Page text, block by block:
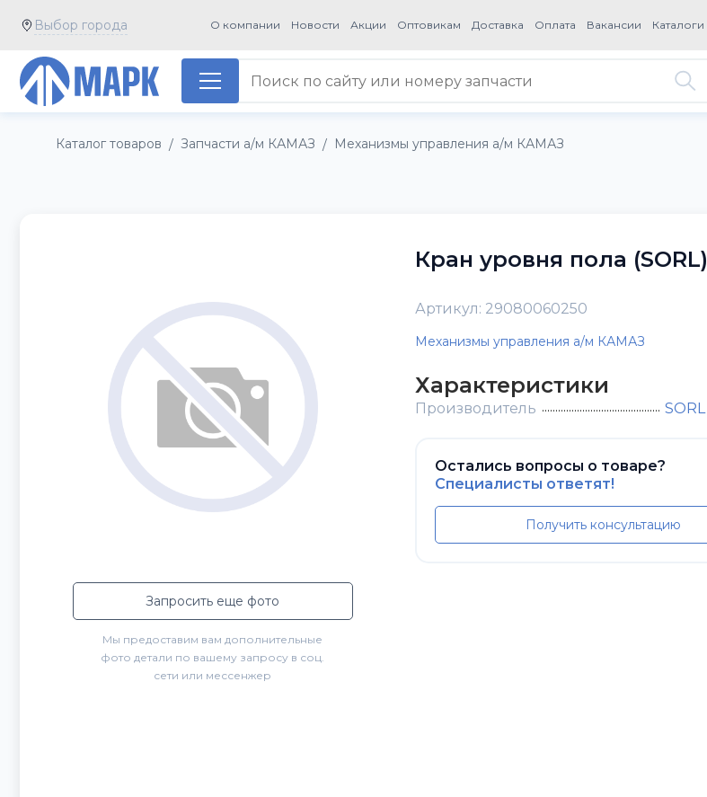
Выбор города О компании Новости Акции Оптовикам Доставка Оплата Вакансии Каталоги
Каталог товаров / Запчасти а/м КАМАЗ / Механизмы управления а/м КАМАЗ
Запросить еще фото
Мы предоставим вам дополнительные
фото детали по вашему запросу в соц.
сети или мессенжер
Кран уровня пола (SORL)
Артикул: 29080060250
Механизмы управления а/м КАМАЗ
Характеристики
Производитель SORL
Остались вопросы о товаре?
Специалисты ответят!
Получить консультацию